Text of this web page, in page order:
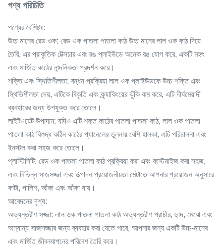
পণ্য পরিচিতি
পণ্যের বৈশিষ্ট্য:
উচ্চ মানের রেড ওক: রেড ওক পাতলা পাতলা কাঠ উচ্চ মানের লাল ওক কাঠ দিয়ে
তৈরি, এর প্রাকৃতিক টেক্সচার এবং রঙ প্লাইউডে অনেক রঙ যোগ করে, একটি মহৎ
এবং মার্জিত কাঠের নান্দনিকতা প্রদর্শন করে।
শক্তি এবং স্থিতিশীলতা: বন্ধন প্রক্রিয়া লাল ওক প্লাইউডকে উচ্চ শক্তি এবং
স্থিতিশীলতা দেয়, এটিকে বিকৃতি এবং ক্র্যাকিংয়ের ঝুঁকি কম করে, এটি দীর্ঘমেয়াদী
ব্যবহারের জন্য উপযুক্ত করে তোলে।
লাইটওয়েট উপাদান: যদিও এটি শক্ত কাঠের পাতলা পাতলা কাঠ, লাল ওক পাতলা
পাতলা কাঠ বিশুদ্ধ কঠিন কাঠের প্যানেলের তুলনায় বেশি হালকা, এটি পরিচালনা এবং
ইনস্টল করা সহজ করে তোলে।
প্লাস্টিসিটি: রেড ওক পাতলা পাতলা কাঠ প্রক্রিয়া করা এবং কাস্টমাইজ করা সহজ,
এবং বিভিন্ন সাজসজ্জা এবং উত্পাদন প্রয়োজনীয়তা মেটাতে আপনার প্রয়োজন অনুসারে
কাটা, পালিশ, আঁকা এবং আঁকা যায়।
আবেদনের দৃশ্য:
অভ্যন্তরীণ সজ্জা: লাল ওক পাতলা পাতলা কাঠ অভ্যন্তরীণ প্রাচীর, ছাদ, মেঝে এবং
অন্যান্য সাজসজ্জার জন্য ব্যবহার করা যেতে পারে, আপনার জন্য একটি উচ্চ-মানের
এবং মার্জিত জীবনযাপনের পরিবেশ তৈরি করে।